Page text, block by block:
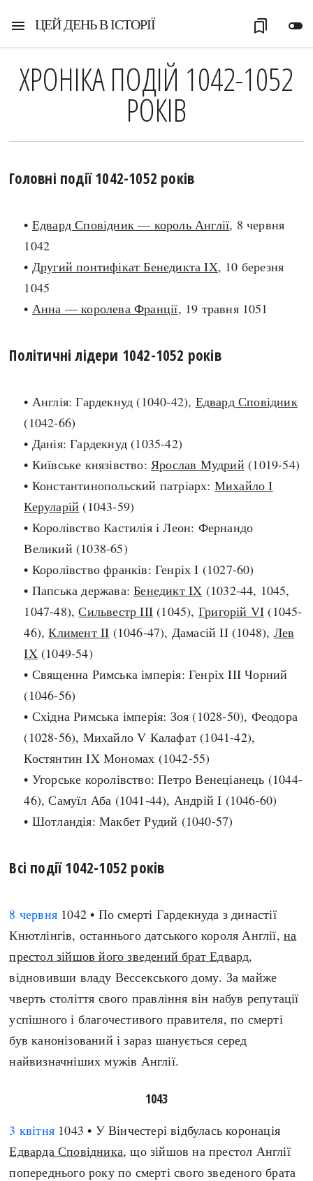
menu ЦЕЙ ДЕНЬ В ІСТОРІЇ toggle_off
bookmarks
СЬОГОДНІ
ЗАГОЛОВКИ
ПРАВИЛА ЖИТТЯ
ВИ (НЕ) ЗНАЛИ
КРУГЛІ ДАТИ
КАРТИ
НОТА БЕНЕ
ФОТОІСТОРІЇ
ІНФОГРАФІКА
МОЯ ІСТОРІЯ
Рубрики
Особистості
Подорожі і відкриття
Розваги і дозвілля
Чудеса світу
Україна
Княжа доба
Козацька доба
Україна радянська
Австралія
Азія
Америка
Африка
Хронологія
Античні часи
Темні віки
Високе Середньовіччя
Наш час
Нові статті
Популярні статті
Визначальні події
#Хештеги
ХРОНІКА ПОДІЙ 1042-1052
РОКІВ
Головні події 1042-1052 років
• Едвард Сповідник — король Англії, 8 червня
1042
• Другий понтифікат Бенедикта IX, 10 березня
1045
• Анна — королева Франції, 19 травня 1051
Політичні лідери 1042-1052 років
• Англія: Гардекнуд (1040-42), Едвард Сповідник
(1042-66)
• Данія: Гардекнуд (1035-42)
• Київське князівство:Ярослав Мудрий (1019-54)
• Константинопольский патріарх: Михайло I
Керуларій (1043-59)
• Королівство Кастилія і Леон: Фернандо
Великий (1038-65)
• Королівство франків: Генріх I (1027-60)
• Папська держава:Бенедикт IX (1032-44, 1045,
1047-48),Сильвестр III (1045), Григорій VI (1045-
46),Климент II (1046-47), Дамасій II (1048), Лев
IX(1049-54)
• Священна Римська імперія: Генріх III Чорний
(1046-56)
• Східна Римська імперія: Зоя (1028-50), Феодора
(1028-56), Михайло V Калафат (1041-42),
Костянтин IX Мономах (1042-55)
• Угорське королівство: Петро Венеціанець (1044-
46), Самуїл Аба (1041-44), Андрій I (1046-60)
• Шотландія: Макбет Рудий (1040-57)
Всі події 1042-1052 років
8 червня 1042 • По смерті Гардекнуда з династії
Кнютлінгів, останнього датського короля Англії,на
престол зійшов його зведений брат Едвард,
відновивши владу Вессекського дому. За майже
чверть століття свого правління він набув репутації
успішного і благочестивого правителя, по смерті
був канонізований і зараз шанується серед
найвизначніших мужів Англії.
1043
3 квітня 1043 • У Вінчестері відбулась коронація
Едварда Сповідника, що зійшов на престол Англії
попереднього року по смерті свого зведеного брата